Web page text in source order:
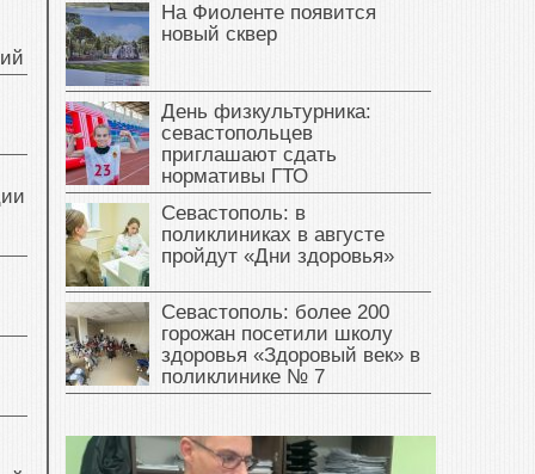
На Фиоленте появится
новый сквер
День физкультурника:
севастопольцев
приглашают сдать
нормативы ГТО
Севастополь: в
поликлиниках в августе
пройдут «Дни здоровья»
Севастополь: более 200
горожан посетили школу
здоровья «Здоровый век» в
поликлинике № 7